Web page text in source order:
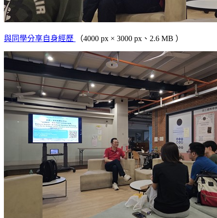
與同學分享自身經歷 （4000 px × 3000 px、2.6 MB ）